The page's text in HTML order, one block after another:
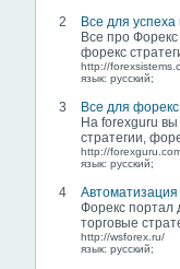
2
Все для
Все про
форекс
http://
язык: русский;
3
Все для
На forexguru вы
стратегии,
http://
язык: русский;
4
Форекс портал
торговые
http://wsforex.ru/
язык: русский;